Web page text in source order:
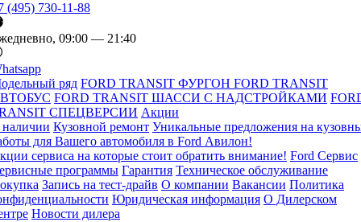
(495) 730-11-88
09:00 — 21:40
ряд FORD TRANSIT ФУРГОН FORD TRANSIT
FORD TRANSIT ШАССИ С НАДСТРОЙКАМИ
СПЕЦВЕРСИИ Акции
Кузовной ремонт Уникальные предложения на
для Вашего автомобиля в Ford Авилон!
сервиса на которые стоит обратить внимание! Ford Сервис
программы Гарантия Техническое обслуживание
Запись на тест-драйв О компании Вакансии Политика
Юридическая информация О Дилерском
Новости дилера